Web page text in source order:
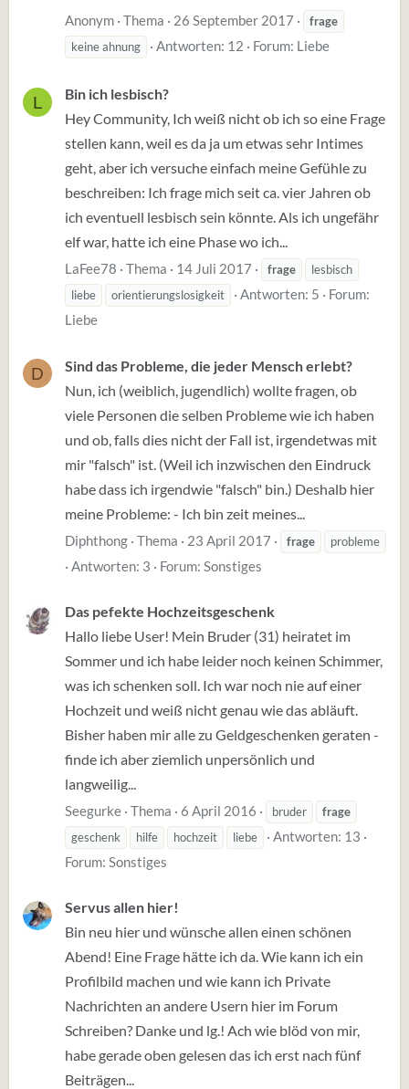
Anonym Thema 26 September 2017
frage
keine ahnung
Antworten: 12 Forum: Liebe
L
Bin ich lesbisch?
Hey Community, Ich weiß nicht ob ich so eine Frage
stellen kann, weil es da ja um etwas sehr Intimes
geht, aber ich versuche einfach meine Gefühle zu
beschreiben: Ich frage mich seit ca. vier Jahren ob
ich eventuell lesbisch sein könnte. Als ich ungefähr
elf war, hatte ich eine Phase wo ich...
LaFee78 Thema 14 Juli 2017 frage
lesbisch
liebe
orientierungslosigkeit Antworten: 5
Forum:
Liebe
D
Sind das Probleme, die jeder Mensch erlebt?
Nun, ich (weiblich, jugendlich) wollte fragen, ob
viele Personen die selben Probleme wie ich haben
und ob, falls dies nicht der Fall ist, irgendetwas mit
mir "falsch" ist. (Weil ich inzwischen den Eindruck
habe dass ich irgendwie "falsch" bin.) Deshalb hier
meine Probleme: - Ich bin zeit meines...
Diphthong Thema 23 April 2017 frage probleme
Antworten: 3 Forum: Sonstiges
Das pefekte Hochzeitsgeschenk
Hallo liebe User! Mein Bruder (31) heiratet im
Sommer und ich habe leider noch keinen Schimmer,
was ich schenken soll. Ich war noch nie auf einer
Hochzeit und weiß nicht genau wie das abläuft.
Bisher haben mir alle zu Geldgeschenken geraten -
finde ich aber ziemlich unpersönlich und
langweilig...
Seegurke Thema 6 April 2016 bruder
frage
geschenk
hilfe hochzeit liebe
Antworten: 13
Forum: Sonstiges
Servus allen hier!
Bin neu hier und wünsche allen einen schönen
Abend! Eine Frage hätte ich da. Wie kann ich ein
Profilbild machen und wie kann ich Private
Nachrichten an andere Usern hier im Forum
Schreiben? Danke und lg.! Ach wie blöd von mir,
habe gerade oben gelesen das ich erst nach fünf
Beiträgen...